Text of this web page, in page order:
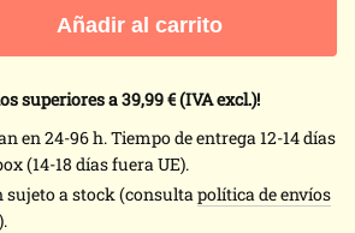
Añadir al carrito
superiores a 39,99€ (IVA excl.)!
en 24-96 h. Tiempo de entrega 12-14 días
(14-18 días fuera UE).
sujeto a stock (consulta política de envíos